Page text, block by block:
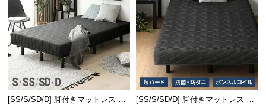
[SS/S/SD/D] 脚付きマットレス 極
[SS/S/SD/D] 脚付きマットレス ボ